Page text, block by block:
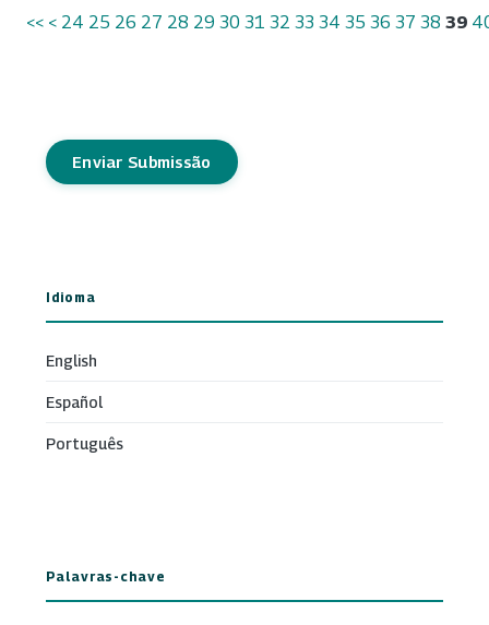
<< < 24 25 26 27 28 29 30 31 32 33 34 35 36 37 38 39
Enviar Submissão
Idioma
English
Español
Português
Palavras-chave